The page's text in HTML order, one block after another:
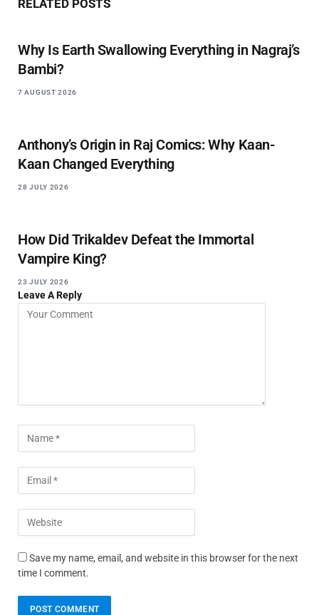
RELATED POSTS
Why Is Earth Swallowing Everything in Nagraj’s
Bambi?
7 AUGUST 2026
Anthony’s Origin in Raj Comics: Why Kaan-
Kaan Changed Everything
28 JULY 2026
How Did Trikaldev Defeat the Immortal
Vampire King?
23 JULY 2026
Leave A Reply
Save my name, email, and website in this browser for the next
time I comment.